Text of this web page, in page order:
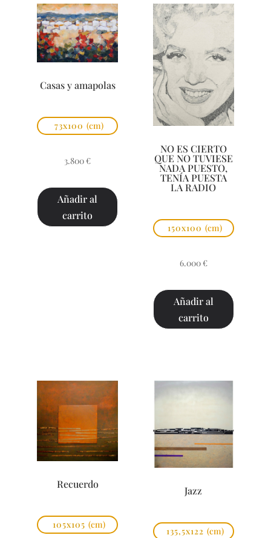
Casas y amapolas
73x100 (cm)
3.800 €
Añadir al
carrito
NO ES CIERTO
QUE NO TUVIESE
NADA PUESTO,
TENÍA PUESTA
LA RADIO
150x100 (cm)
6.000 €
Añadir al
carrito
Recuerdo
105x105 (cm)
Jazz
135,5x122 (cm)